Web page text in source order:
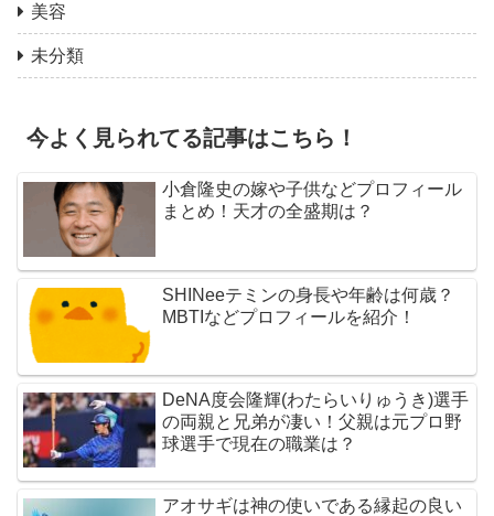
美容
未分類
今よく見られてる記事はこちら！
小倉隆史の嫁や子供などプロフィール
まとめ！天才の全盛期は？
SHINeeテミンの身長や年齢は何歳？
MBTIなどプロフィールを紹介！
DeNA度会隆輝(わたらいりゅうき)選手
の両親と兄弟が凄い！父親は元プロ野
球選手で現在の職業は？
アオサギは神の使いである縁起の良い